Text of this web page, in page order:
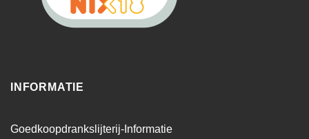
INFORMATIE
Goedkoopdrankslijterij-Informatie